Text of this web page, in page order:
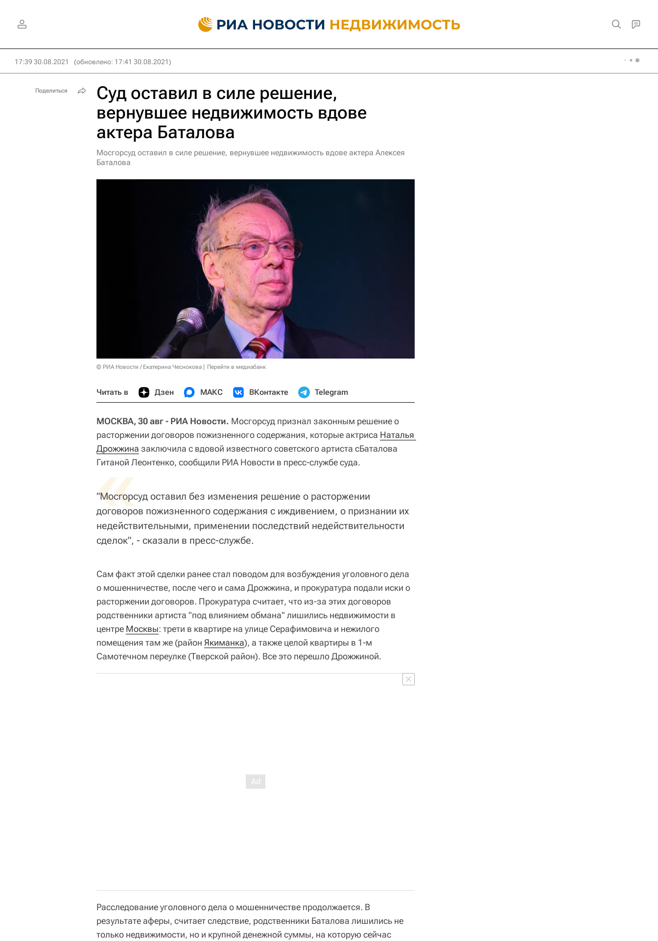
17:39 30.08.2021 (обновлено: 17:41 30.08.2021)
Суд оставил в силе решение,
вернувшее недвижимость вдове
актера Баталова
Мосгорсуд оставил в силе решение, вернувшее недвижимость вдове актера Алексея
Баталова
© РИА Новости / Екатерина Чеснокова Перейти в медиабанк
Читать в Дзен МАКС ВКонтакте Telegram
МОСКВА, 30 авг - РИА Новости. Мосгорсуд признал законным решение о
расторжении договоров пожизненного содержания, которые актриса Наталья
Дрожжина заключила с вдовой известного советского артиста сБаталова
Гитаной Леонтенко, сообщили РИА Новости в пресс-службе суда.
«
"Мосгорсуд оставил без изменения решение о расторжении
договоров пожизненного содержания с иждивением, о признании их
недействительными, применении последствий недействительности
сделок", - сказали в пресс-службе.
Сам факт этой сделки ранее стал поводом для возбуждения уголовного дела
о мошенничестве, после чего и сама Дрожжина, и прокуратура подали иски о
расторжении договоров. Прокуратура считает, что из-за этих договоров
родственники артиста "под влиянием обмана" лишились недвижимости в
центре Москвы: трети в квартире на улице Серафимовича и нежилого
помещения там же (район Якиманка), а также целой квартиры в 1-м
Самотечном переулке (Тверской район). Все это перешло Дрожжиной.
Расследование уголовного дела о мошенничестве продолжается. В
результате аферы, считает следствие, родственники Баталова лишились не
только недвижимости, но и крупной денежной суммы, на которую сейчас
Поделиться